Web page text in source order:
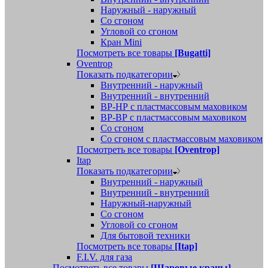
Наружный - наружный
Со сгоном
Угловой со сгоном
Кран Mini
Посмотреть все товары [Bugatti]
Oventrop
Показать подкатегории
Внутренний - наружный
Внутренний - внутренний
ВР-НР с пластмассовым маховиком
ВР-ВР с пластмассовым маховиком
Со сгоном
Со сгоном с пластмассовым маховиком
Посмотреть все товары [Oventrop]
Itap
Показать подкатегории
Внутренний - наружный
Внутренний - внутренний
Наружный-наружный
Со сгоном
Угловой со сгоном
Для бытовой техники
Посмотреть все товары [Itap]
F.I.V. для газа